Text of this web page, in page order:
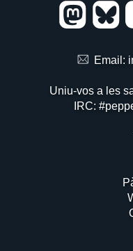
Email:
Uniu-vos a les
IRC: